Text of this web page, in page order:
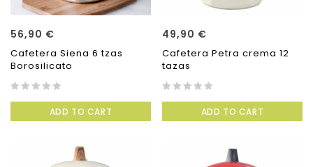
56,90 €
Cafetera Siena 6 tzas
Borosilicato
of
ADD TO CART
49,90 €
Cafetera Petra crema 12
tazas
of
ADD TO CART